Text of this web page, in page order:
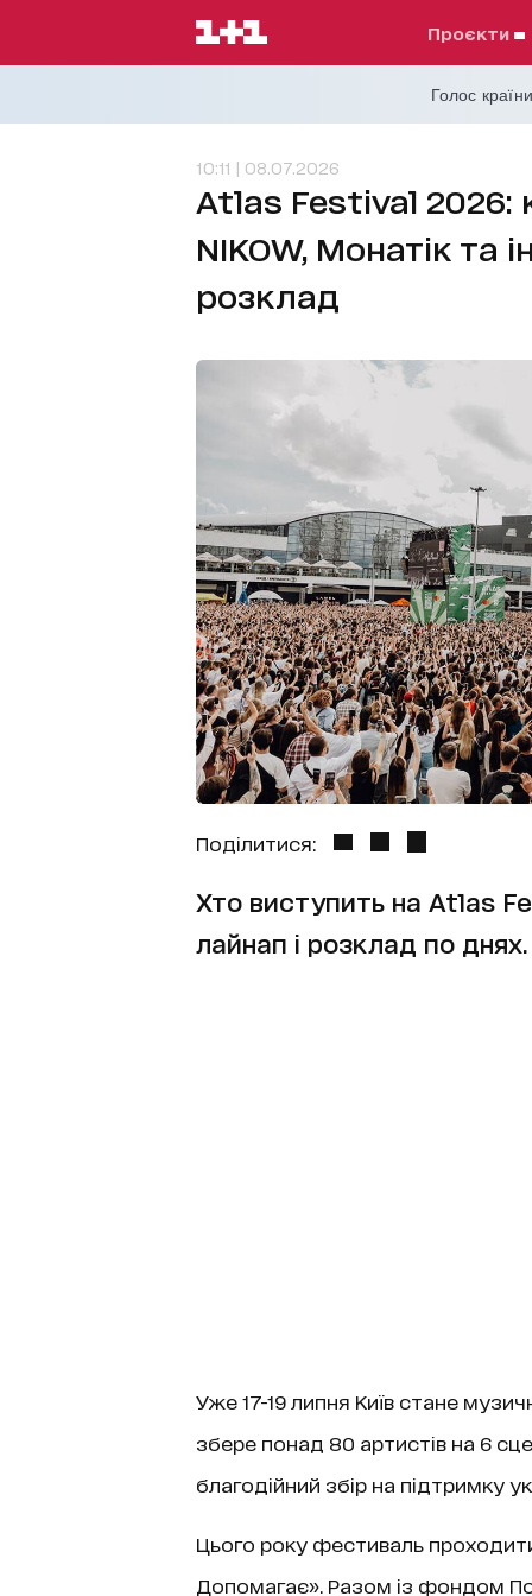
проєкти
Голос
10:11 | 08.07.2026
Atlas Festival 2026:
NIKOW, Монатік та
розклад
Поділитися:
Хто виступить на Atlas
лайнап і розклад по днях.
Уже 17-19 липня Київ стане
збере понад 80 артистів на 6
благодійний збір на підтримку
Цього року фестиваль
Допомагає». Разом із фондом